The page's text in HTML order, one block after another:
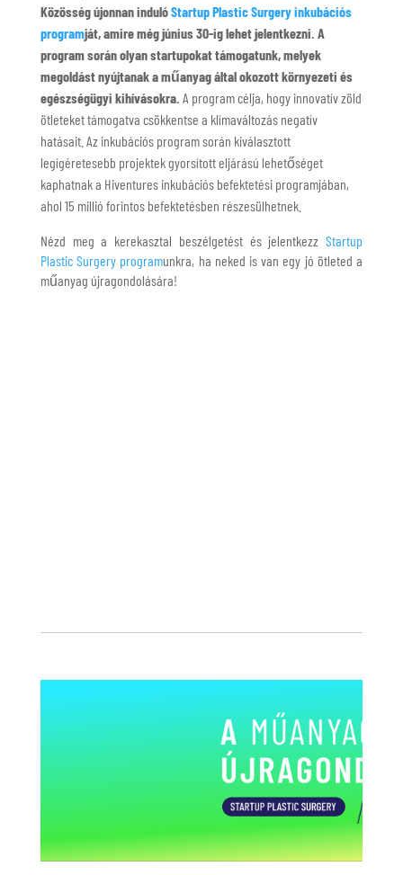
Közösség újonnan indulóStartup Plastic Surgery inkubációs
programját, amire még június 30-ig lehet jelentkezni. A
program során olyan startupokat támogatunk, melyek
megoldást nyújtanak a műanyag által okozott környezeti és
egészségügyi kihívásokra. A program célja, hogy innovatív zöld
ötleteket támogatva csökkentse a klímaváltozás negatív
hatásait. Az inkubációs program során kiválasztott
legígéretesebb projektek gyorsított eljárású lehetőséget
kaphatnak a Hiventures inkubációs befektetési programjában,
ahol 15 millió forintos befektetésben részesülhetnek.
Nézd meg a kerekasztal beszélgetést és jelentkezzStartup
Plastic Surgery programunkra, ha neked is van egy jó ötleted a
műanyag újragondolására!